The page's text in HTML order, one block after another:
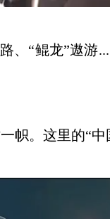
“鲲龙”遨游
。这里的“中